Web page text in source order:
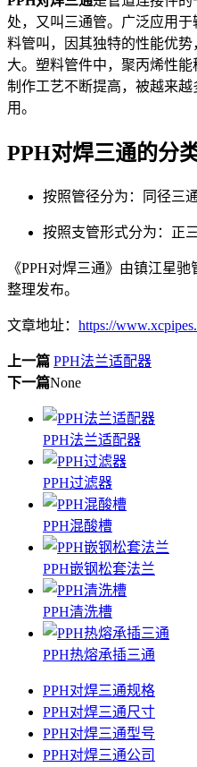
处，又叫三通管。广泛应用
料管叫，因其独特的性能优
大。塑料管件中，聚丙烯性
制作工艺不断提高，被越来
用。
PPH对焊三通的分类
按照管径分为：同径三
按照支管形式分为：正
《PPH对焊三通》由镇江星
整理发布。
文章地址： https://
上一篇 PPH法兰适配器
下一篇None
PPH法兰适配器
PPH过滤器
PPH混酸槽
PPH嵌钢松套法兰
PPH清洗槽
PPH热熔承插三通
PPH对焊三通规格
PPH对焊三通尺寸
PPH对焊三通型号
PPH对焊三通公司